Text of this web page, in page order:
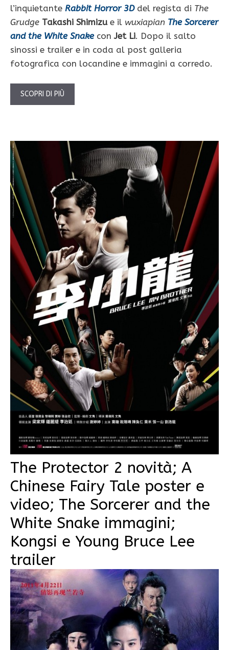
l’inquietante Rabbit Horror 3Ddel regista di The
Grudge Takashi Shimizue il wuxiapian The Sorcerer
and the White SnakeconJet Li. Dopo il salto
sinossi e trailer e in coda al post galleria
fotografica con locandine e immagini a corredo.
SCOPRI DI PIÙ
The Protector 2 novità; A
Chinese Fairy Tale poster e
video; The Sorcerer and the
White Snake immagini;
Kongsi e Young Bruce Lee
trailer